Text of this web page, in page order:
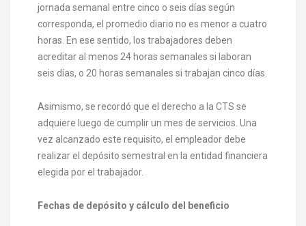
jornada semanal entre cinco o seis días según
corresponda, el promedio diario no es menor a cuatro
horas. En ese sentido, los trabajadores deben
acreditar al menos 24 horas semanales si laboran
seis días, o 20 horas semanales si trabajan cinco días.
Asimismo, se recordó que el derecho a la CTS se
adquiere luego de cumplir un mes de servicios. Una
vez alcanzado este requisito, el empleador debe
realizar el depósito semestral en la entidad financiera
elegida por el trabajador.
Fechas de depósito y cálculo del beneficio